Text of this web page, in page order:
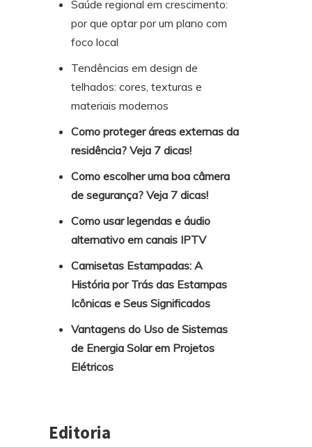
Saúde regional em crescimento:
por que optar por um plano com
foco local
Tendências em design de
telhados: cores, texturas e
materiais modernos
Como proteger áreas externas da
residência? Veja 7 dicas!
Como escolher uma boa câmera
de segurança? Veja 7 dicas!
Como usar legendas e áudio
alternativo em canais IPTV
Camisetas Estampadas: A
História por Trás das Estampas
Icônicas e Seus Significados
Vantagens do Uso de Sistemas
de Energia Solar em Projetos
Elétricos
Editoria